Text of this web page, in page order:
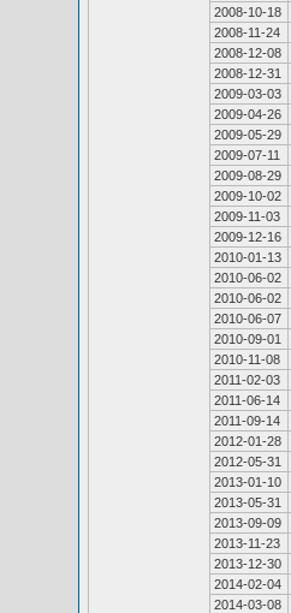
2008-10-18
2008-11-24
2008-12-08
2008-12-31
2009-03-03
2009-04-26
2009-05-29
2009-07-11
2009-08-29
2009-10-02
2009-11-03
2009-12-16
2010-01-13
2010-06-02
2010-06-02
2010-06-07
2010-09-01
2010-11-08
2011-02-03
2011-06-14
2011-09-14
2012-01-28
2012-05-31
2013-01-10
2013-05-31
2013-09-09
2013-11-23
2013-12-30
2014-02-04
2014-03-08